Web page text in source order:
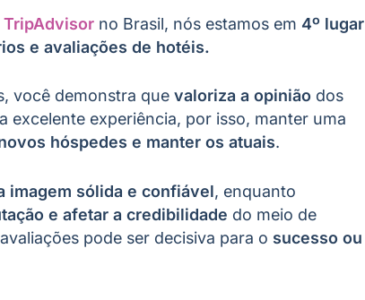
TripAdvisor no Brasil, nós estamos em 4º lugar
e avaliações de hotéis.
você demonstra que valoriza a opinião dos
excelente experiência, por isso, manter uma
hóspedes e manter os atuais.
imagem sólida e confiável, enquanto
e afetar a credibilidade do meio de
pode ser decisiva para o sucesso ou